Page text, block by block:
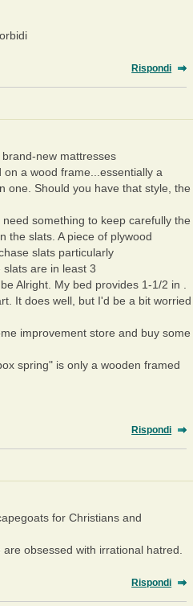
Rispondi
new mattresses
a wood frame...essentially a
one. Should you have that style, the
something to keep carefully the
the slats. A piece of plywood
slats particularly
are in least 3
Alright. My bed provides 1-1/2 in .
It does well, but I'd be a bit worried
improvement store and buy some
spring" is only a wooden framed
Rispondi
for Christians and
obsessed with irrational hatred.
Rispondi